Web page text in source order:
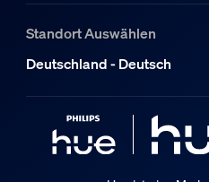
EAN/UPC - Produkt
0,8 kg
Bruttogewicht
0,91 kg
Standort Auswählen
Deutschland - Deutsch